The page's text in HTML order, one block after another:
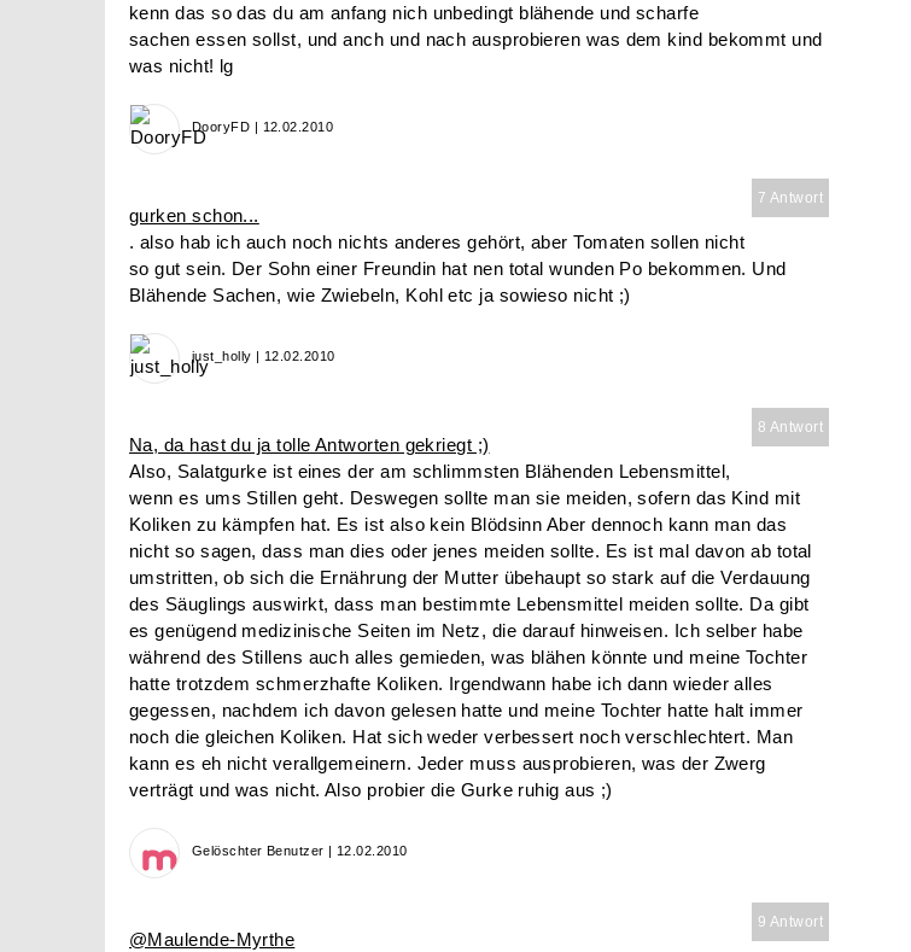
kenn das so das du am anfang nich unbedingt blähende und scharfe
sachen essen sollst, und anch und nach ausprobieren was dem kind bekommt und
was nicht! lg
DooryFD | 12.02.2010
7 Antwort
gurken schon...
. also hab ich auch noch nichts anderes gehört, aber Tomaten sollen nicht
so gut sein. Der Sohn einer Freundin hat nen total wunden Po bekommen. Und
Blähende Sachen, wie Zwiebeln, Kohl etc ja sowieso nicht ;)
just_holly | 12.02.2010
8 Antwort
Na, da hast du ja tolle Antworten gekriegt ;)
Also, Salatgurke ist eines der am schlimmsten Blähenden Lebensmittel,
wenn es ums Stillen geht. Deswegen sollte man sie meiden, sofern das Kind mit
Koliken zu kämpfen hat. Es ist also kein Blödsinn Aber dennoch kann man das
nicht so sagen, dass man dies oder jenes meiden sollte. Es ist mal davon ab total
umstritten, ob sich die Ernährung der Mutter übehaupt so stark auf die Verdauung
des Säuglings auswirkt, dass man bestimmte Lebensmittel meiden sollte. Da gibt
es genügend medizinische Seiten im Netz, die darauf hinweisen. Ich selber habe
während des Stillens auch alles gemieden, was blähen könnte und meine Tochter
hatte trotzdem schmerzhafte Koliken. Irgendwann habe ich dann wieder alles
gegessen, nachdem ich davon gelesen hatte und meine Tochter hatte halt immer
noch die gleichen Koliken. Hat sich weder verbessert noch verschlechtert. Man
kann es eh nicht verallgemeinern. Jeder muss ausprobieren, was der Zwerg
verträgt und was nicht. Also probier die Gurke ruhig aus ;)
Gelöschter Benutzer | 12.02.2010
9 Antwort
@Maulende-Myrthe